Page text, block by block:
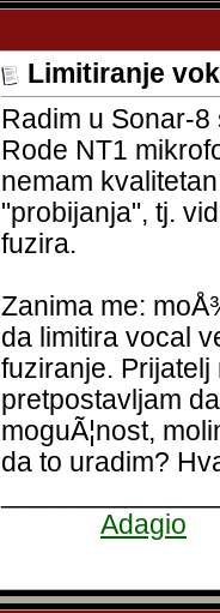
Limitiranje
Radim u Sonar-
Rode NT1
nemam
"probijanja", tj.
fuzira.
Zanima me:
da limitira vocal
fuziranje. Prijatelj
pretpostavljam
moguÃ¦nost,
da to uradim?
Adagio